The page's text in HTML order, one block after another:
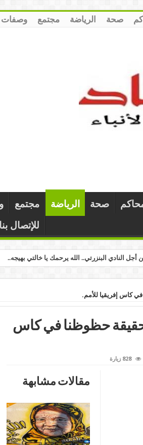
صحة الرياضة مجتمع وصفات
صحة الرياضة مجتمع
للإتصال بنا
أجل النادي البنزرتي.. الله يرحمك يا خالتي بهيجه..
كاس إفريقيا للأمم.
حظوظنا في كاس
828 زيارة
مقالات مشابهة